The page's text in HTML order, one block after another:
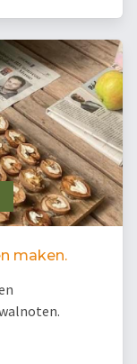
maken.